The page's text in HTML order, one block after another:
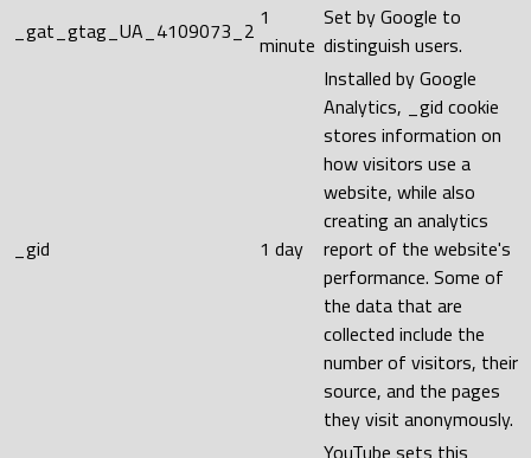
_gat_gtag_UA_4109073_2 1
minute
Set by Google to
distinguish users.
_gid 1 day
Installed by Google
Analytics, _gid cookie
stores information on
how visitors use a
website, while also
creating an analytics
report of the website's
performance. Some of
the data that are
collected include the
number of visitors, their
source, and the pages
they visit anonymously.